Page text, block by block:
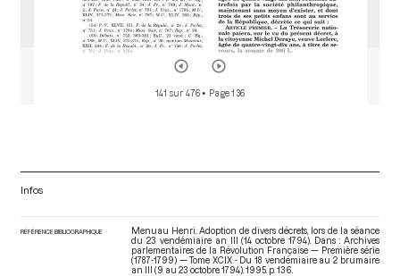
141 sur 476 • Page 136
Infos
RÉFÉRENCE BIBLIOGRAPHIQUE
Menuau Henri. Adoption de divers décrets, lors de la séance
du 23 vendémiaire an III (14 octobre 1794). Dans : Archives
parlementaires de la Révolution Française — Première série
(1787-1799) — Tome XCIX - Du 18 vendémiaire au 2 brumaire
an III (9 au 23 octobre 1794) . 1995. p. 136.